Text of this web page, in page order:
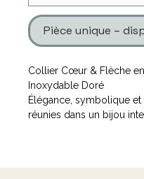
Pièce unique –
Collier Cœur & Flèche
Inoxydable Doré
Élégance, symbolique
réunies dans un bijou